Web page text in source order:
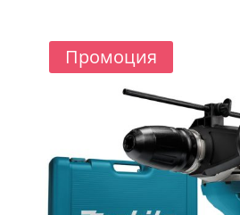
Промоция